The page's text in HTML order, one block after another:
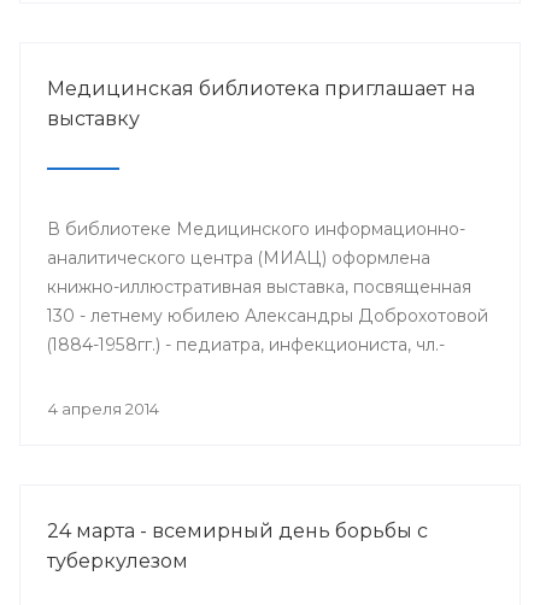
Медицинская библиотека приглашает на
выставку
В библиотеке Медицинского информационно-
аналитического центра (МИАЦ) оформлена
книжно-иллюстративная выставка, посвященная
130 - летнему юбилею Александры Доброхотовой
(1884-1958гг.) - педиатра, инфекциониста, чл.-
деятеля науки РСФСР.
4 апреля 2014
24 марта - всемирный день борьбы с
туберкулезом